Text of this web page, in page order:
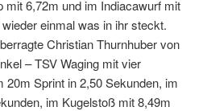
mit 6,72m und im Indiacawurf mit
einmal was in ihr steckt.
Christian Thurnhuber von
– TSV Waging mit vier
20m Sprint in 2,50 Sekunden, im
im Kugelstoß mit 8,49m